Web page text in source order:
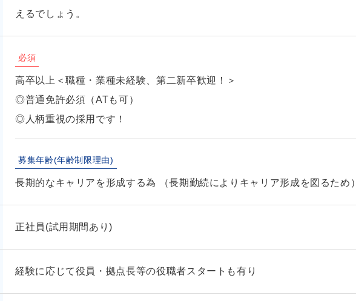
えるでしょう。
必須
高卒以上＜職種・業種未経験、第二新卒歓迎！＞
◎普通免許必須（ATも可）
◎人柄重視の採用です！
募集年齢(年齢制限理由)
長期的なキャリアを形成する為 （長期勤続によりキャリア形成を図るため）
正社員(試用期間あり)
経験に応じて役員・拠点長等の役職者スタートも有り